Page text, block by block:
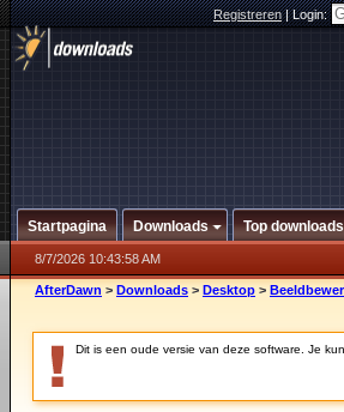
Registreren|Login:
Startpagina Downloads Top downloads
8/7/2026 10:43:58 AM
AfterDawn > Downloads > Desktop >
Dit is een oude versie van deze software. Je